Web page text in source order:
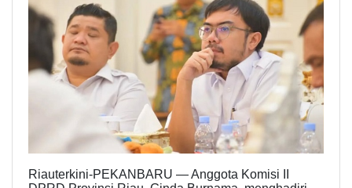
Riauterkini-PEKANBARU — Anggota Komisi II